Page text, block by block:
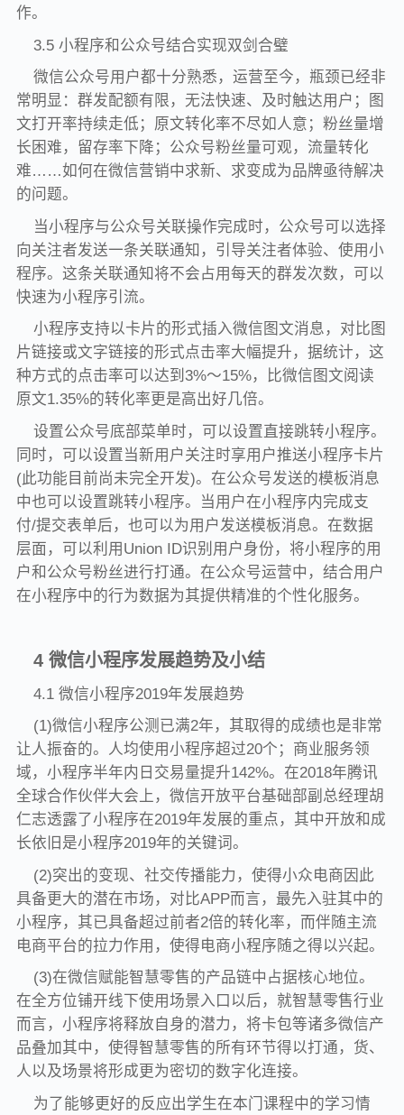
作。
3.5 小程序和公众号结合实现双剑合璧
微信公众号用户都十分熟悉，运营至今，瓶颈已经非
常明显：群发配额有限，无法快速、及时触达用户；图
文打开率持续走低；原文转化率不尽如人意；粉丝量增
长困难，留存率下降；公众号粉丝量可观，流量转化
难……如何在微信营销中求新、求变成为品牌亟待解决
的问题。
当小程序与公众号关联操作完成时，公众号可以选择
向关注者发送一条关联通知，引导关注者体验、使用小
程序。这条关联通知将不会占用每天的群发次数，可以
快速为小程序引流。
小程序支持以卡片的形式插入微信图文消息，对比图
片链接或文字链接的形式点击率大幅提升，据统计，这
种方式的点击率可以达到3%～15%，比微信图文阅读
原文1.35%的转化率更是高出好几倍。
设置公众号底部菜单时，可以设置直接跳转小程序。
同时，可以设置当新用户关注时享用户推送小程序卡片
(此功能目前尚未完全开发)。在公众号发送的模板消息
中也可以设置跳转小程序。当用户在小程序内完成支
付/提交表单后，也可以为用户发送模板消息。在数据
层面，可以利用Union ID识别用户身份，将小程序的用
户和公众号粉丝进行打通。在公众号运营中，结合用户
在小程序中的行为数据为其提供精准的个性化服务。
4 微信小程序发展趋势及小结
4.1 微信小程序2019年发展趋势
(1)微信小程序公测已满2年，其取得的成绩也是非常
让人振奋的。人均使用小程序超过20个；商业服务领
域，小程序半年内日交易量提升142%。在2018年腾讯
全球合作伙伴大会上，微信开放平台基础部副总经理胡
仁志透露了小程序在2019年发展的重点，其中开放和成
长依旧是小程序2019年的关键词。
(2)突出的变现、社交传播能力，使得小众电商因此
具备更大的潜在市场，对比APP而言，最先入驻其中的
小程序，其已具备超过前者2倍的转化率，而伴随主流
电商平台的拉力作用，使得电商小程序随之得以兴起。
(3)在微信赋能智慧零售的产品链中占据核心地位。
在全方位铺开线下使用场景入口以后，就智慧零售行业
而言，小程序将释放自身的潜力，将卡包等诸多微信产
品叠加其中，使得智慧零售的所有环节得以打通，货、
人以及场景将形成更为密切的数字化连接。
为了能够更好的反应出学生在本门课程中的学习情